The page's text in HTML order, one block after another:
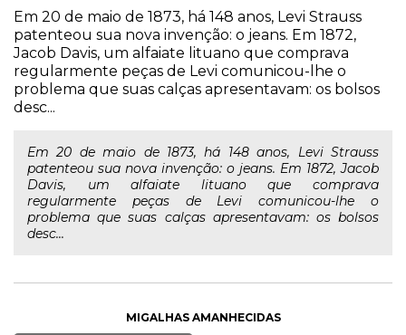
Em 20 de maio de 1873, há 148 anos, Levi Strauss
patenteou sua nova invenção: o jeans. Em 1872,
Jacob Davis, um alfaiate lituano que comprava
regularmente peças de Levi comunicou-lhe o
problema que suas calças apresentavam: os bolsos
desc...
Em 20 de maio de 1873, há 148 anos, Levi Strauss
patenteou sua nova invenção: o jeans. Em 1872, Jacob
Davis, um alfaiate lituano que comprava
regularmente peças de Levi comunicou-lhe o
problema que suas calças apresentavam: os bolsos
desc...
MIGALHAS AMANHECIDAS